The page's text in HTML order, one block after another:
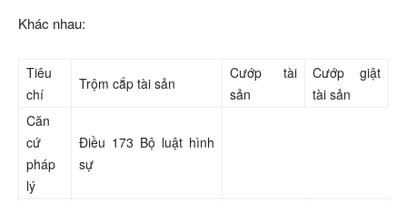
Khác nhau:
Tiêu
chí
Trộm cắp tài sản
Cướp tài
sản
Cướp giật
tài sản
Căn
cứ
pháp
lý
Điều 173 Bộ luật hình
sự